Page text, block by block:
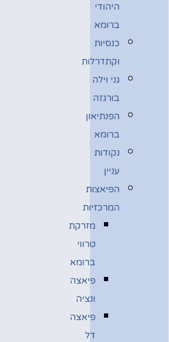
היהודי
ברומא
כנסיות
וקתדרלות
גני וילה
בורגזה
הפנתיאון
ברומא
נקודות
עניין
הפיאצות
המרכזיות
מזרקת
טרווי
ברומא
פיאצה
ונציה
פיאצה
דל